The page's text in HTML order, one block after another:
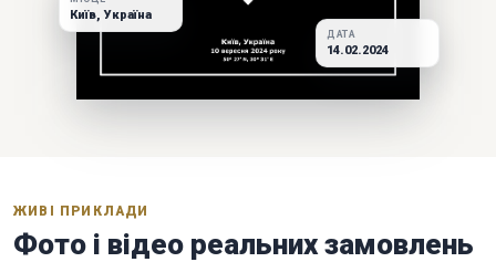
Київ, Україна
ДАТА
14.02.2024
ЖИВІ ПРИКЛАДИ
Фото і відео реальних замовлень